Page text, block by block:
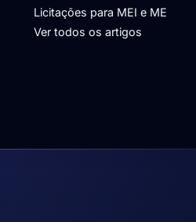
Licitações para MEI e ME
Ver todos os artigos